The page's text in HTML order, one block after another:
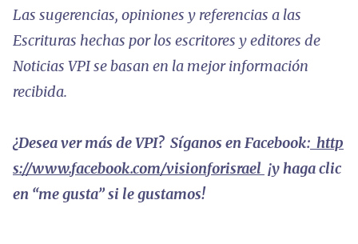
Las sugerencias, opiniones y referencias a las
Escrituras hechas por los escritores y editores de
Noticias VPI se basan en la mejor información
recibida.
¿Desea ver más de VPI? Síganos en Facebook: http
s://www.facebook.com/visionforisrael ¡y haga clic
en “me gusta” si le gustamos!